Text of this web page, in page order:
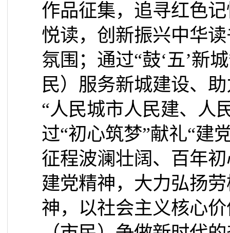
作品征集，追寻红色
悦读，创新振兴中华
氛围；通过“鼓‘五’新
民）服务新城建设、
“人民城市人民建、人
过“初心筑梦”献礼“建
征程波澜壮阔、百年
建党精神，大力弘扬
神，以社会主义核心